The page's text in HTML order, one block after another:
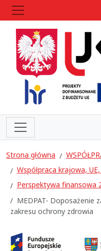
Strona główna
Współpraca krajowa,
Perspektywa finansowa
MEDPAT- Doposażenie
zakresu ochrony zdrowia